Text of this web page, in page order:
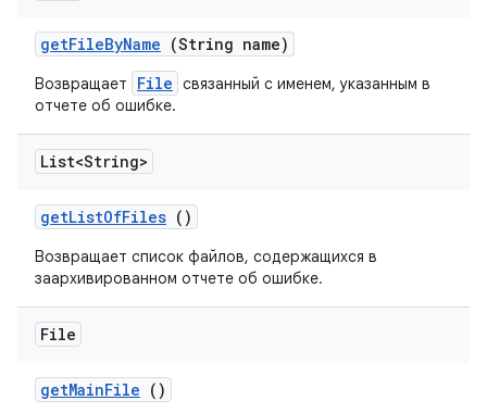
getFileByName (String name)
Возвращает File связанный с именем, указанным в
отчете об ошибке.
List<String>
getListOfFiles ()
Возвращает список файлов, содержащихся в
заархивированном отчете об ошибке.
File
getMainFile ()